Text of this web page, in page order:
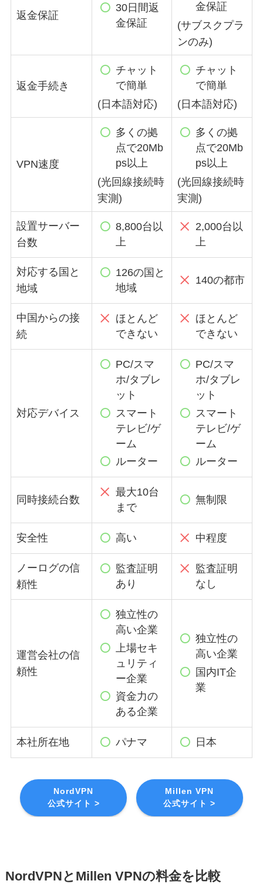
返金保証
30日間返
金保証
金保証
(サブスクプラ
ンのみ)
返金手続き
チャット
で簡単
(日本語対応)
チャット
で簡単
(日本語対応)
VPN速度
多くの拠
点で20Mb
ps以上
(光回線接続時
実測)
多くの拠
点で20Mb
ps以上
(光回線接続時
実測)
設置サーバー
台数
8,800台以
上
2,000台以
上
対応する国と
地域
126の国と
地域
140の都市
中国からの接
続
ほとんど
できない
ほとんど
できない
対応デバイス
PC/スマ
ホ/タブレ
ット
スマート
テレビ/ゲ
ーム
ルーター
PC/スマ
ホ/タブレ
ット
スマート
テレビ/ゲ
ーム
ルーター
同時接続台数
最大10台
まで
無制限
安全性 高い 中程度
ノーログの信
頼性
監査証明
あり
監査証明
なし
運営会社の信
頼性
独立性の
高い企業
上場セキ
ュリティ
ー企業
資金力の
ある企業
独立性の
高い企業
国内IT企
業
本社所在地 パナマ 日本
NordVPN
公式サイト >
Millen VPN
公式サイト >
NordVPNとMillen VPNの料金を比較